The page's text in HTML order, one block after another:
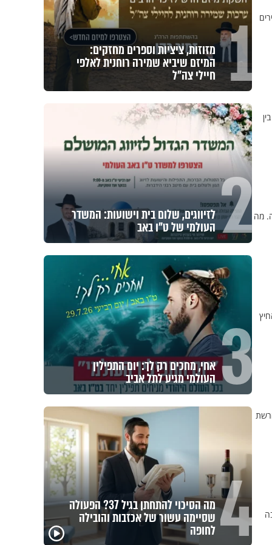
נחשפה לאחרונה. מה
1 מזוזות, ציציות וספרים מחזקים:
המיזם שיביא שמירה רוחנית לאלפי
חיילי צה"ל
2 לזיווגים, שלום בית וישועות: המשדר
העולמי של ט"ו באב
3 אחי, מחכים רק לך: יום התפילין
העולמי מגיע לתל אביב
4 מה הסיכוי להתחתן בגיל 37? הפעולה
שסיימה עשור של אכזבות והובילה
לחופה